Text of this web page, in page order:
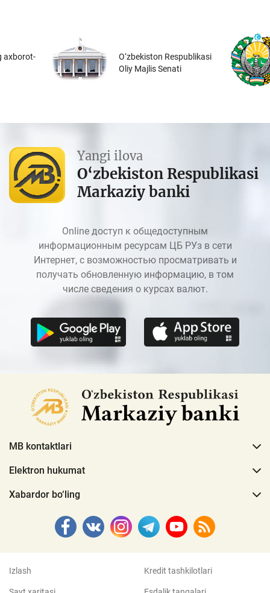
axborot-
O‘zbekiston Respublikasi
Oliy Majlis Senati
Yangi ilova
O‘zbekiston Respublikasi
Markaziy banki
Online доступ к общедоступным
информационным ресурсам ЦБ РУз в сети
Интернет, с возможностью просматривать и
получать обновленную информацию, в том
числе сведения о курсах валют.
MB kontaktlari
Elektron hukumat
Xabardor bo‘ling
Izlash Kredit tashkilotlari